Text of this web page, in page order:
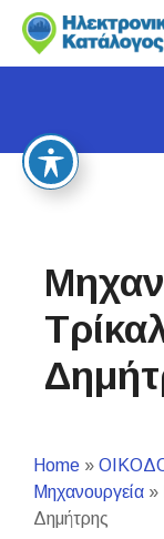
i
Home »
Μηχανουργεία »
Δημήτρης